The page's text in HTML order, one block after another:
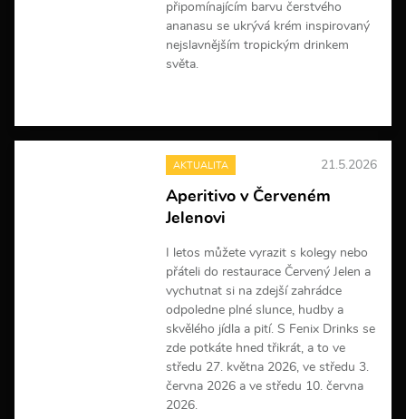
připomínajícím barvu čerstvého
ananasu se ukrývá krém inspirovaný
nejslavnějším tropickým drinkem
světa.
e
i
f
o
m
a
í
AKTUALITA 21.5.2026
Aperitivo v Červeném
Jelenovi
I letos můžete vyrazit s kolegy nebo
přáteli do restaurace Červený Jelen a
vychutnat si na zdejší zahrádce
odpoledne plné slunce, hudby a
skvělého jídla a pití. S Fenix Drinks se
zde potkáte hned třikrát, a to ve
středu 27. května 2026, ve středu 3.
června 2026 a ve středu 10. června
2026.